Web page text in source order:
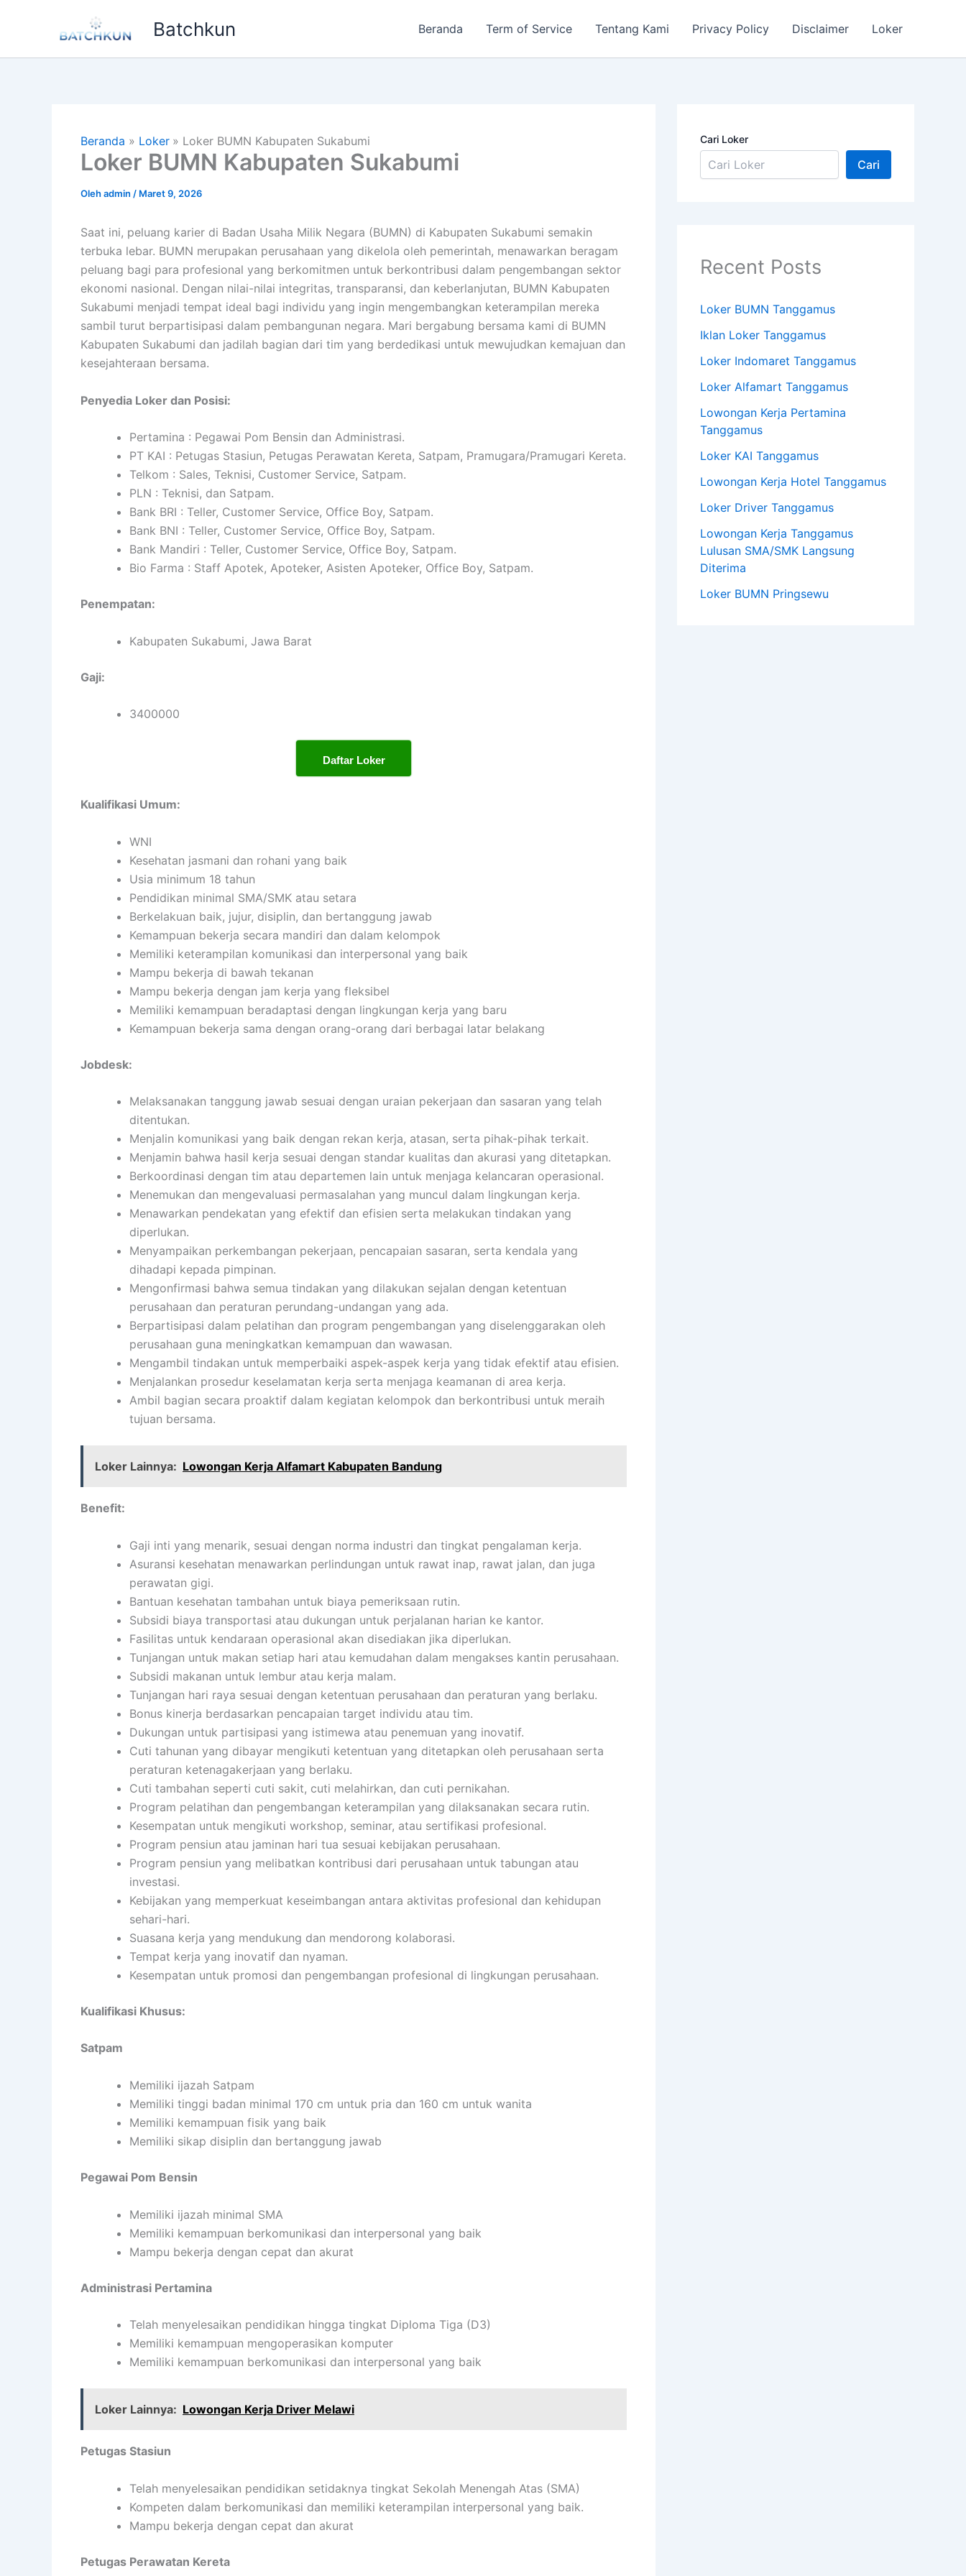
Batchkun Beranda Term of Service Tentang Kami Privacy Policy Disclaimer Loker
Beranda Loker Loker BUMN Kabupaten Sukabumi
Loker BUMN Kabupaten Sukabumi
Olehadmin / Maret 9, 2026
Saat ini, peluang karier di Badan Usaha Milik Negara (BUMN) di Kabupaten Sukabumi semakin
terbuka lebar. BUMN merupakan perusahaan yang dikelola oleh pemerintah, menawarkan beragam
peluang bagi para profesional yang berkomitmen untuk berkontribusi dalam pengembangan sektor
ekonomi nasional. Dengan nilai-nilai integritas, transparansi, dan keberlanjutan, BUMN Kabupaten
Sukabumi menjadi tempat ideal bagi individu yang ingin mengembangkan keterampilan mereka
sambil turut berpartisipasi dalam pembangunan negara. Mari bergabung bersama kami di BUMN
Kabupaten Sukabumi dan jadilah bagian dari tim yang berdedikasi untuk mewujudkan kemajuan dan
kesejahteraan bersama.
Penyedia Loker dan Posisi:
Pertamina : Pegawai Pom Bensin dan Administrasi.
PT KAI : Petugas Stasiun, Petugas Perawatan Kereta, Satpam, Pramugara/Pramugari Kereta.
Telkom : Sales, Teknisi, Customer Service, Satpam.
PLN : Teknisi, dan Satpam.
Bank BRI : Teller, Customer Service, Office Boy, Satpam.
Bank BNI : Teller, Customer Service, Office Boy, Satpam.
Bank Mandiri : Teller, Customer Service, Office Boy, Satpam.
Bio Farma : Staff Apotek, Apoteker, Asisten Apoteker, Office Boy, Satpam.
Penempatan:
Kabupaten Sukabumi, Jawa Barat
Gaji:
3400000
Daftar Loker
Kualifikasi Umum:
WNI
Kesehatan jasmani dan rohani yang baik
Usia minimum 18 tahun
Pendidikan minimal SMA/SMK atau setara
Berkelakuan baik, jujur, disiplin, dan bertanggung jawab
Kemampuan bekerja secara mandiri dan dalam kelompok
Memiliki keterampilan komunikasi dan interpersonal yang baik
Mampu bekerja di bawah tekanan
Mampu bekerja dengan jam kerja yang fleksibel
Memiliki kemampuan beradaptasi dengan lingkungan kerja yang baru
Kemampuan bekerja sama dengan orang-orang dari berbagai latar belakang
Jobdesk:
Melaksanakan tanggung jawab sesuai dengan uraian pekerjaan dan sasaran yang telah
ditentukan.
Menjalin komunikasi yang baik dengan rekan kerja, atasan, serta pihak-pihak terkait.
Menjamin bahwa hasil kerja sesuai dengan standar kualitas dan akurasi yang ditetapkan.
Berkoordinasi dengan tim atau departemen lain untuk menjaga kelancaran operasional.
Menemukan dan mengevaluasi permasalahan yang muncul dalam lingkungan kerja.
Menawarkan pendekatan yang efektif dan efisien serta melakukan tindakan yang
diperlukan.
Menyampaikan perkembangan pekerjaan, pencapaian sasaran, serta kendala yang
dihadapi kepada pimpinan.
Mengonfirmasi bahwa semua tindakan yang dilakukan sejalan dengan ketentuan
perusahaan dan peraturan perundang-undangan yang ada.
Berpartisipasi dalam pelatihan dan program pengembangan yang diselenggarakan oleh
perusahaan guna meningkatkan kemampuan dan wawasan.
Mengambil tindakan untuk memperbaiki aspek-aspek kerja yang tidak efektif atau efisien.
Menjalankan prosedur keselamatan kerja serta menjaga keamanan di area kerja.
Ambil bagian secara proaktif dalam kegiatan kelompok dan berkontribusi untuk meraih
tujuan bersama.
Loker Lainnya: Lowongan Kerja Alfamart Kabupaten Bandung
Benefit:
Gaji inti yang menarik, sesuai dengan norma industri dan tingkat pengalaman kerja.
Asuransi kesehatan menawarkan perlindungan untuk rawat inap, rawat jalan, dan juga
perawatan gigi.
Bantuan kesehatan tambahan untuk biaya pemeriksaan rutin.
Subsidi biaya transportasi atau dukungan untuk perjalanan harian ke kantor.
Fasilitas untuk kendaraan operasional akan disediakan jika diperlukan.
Tunjangan untuk makan setiap hari atau kemudahan dalam mengakses kantin perusahaan.
Subsidi makanan untuk lembur atau kerja malam.
Tunjangan hari raya sesuai dengan ketentuan perusahaan dan peraturan yang berlaku.
Bonus kinerja berdasarkan pencapaian target individu atau tim.
Dukungan untuk partisipasi yang istimewa atau penemuan yang inovatif.
Cuti tahunan yang dibayar mengikuti ketentuan yang ditetapkan oleh perusahaan serta
peraturan ketenagakerjaan yang berlaku.
Cuti tambahan seperti cuti sakit, cuti melahirkan, dan cuti pernikahan.
Program pelatihan dan pengembangan keterampilan yang dilaksanakan secara rutin.
Kesempatan untuk mengikuti workshop, seminar, atau sertifikasi profesional.
Program pensiun atau jaminan hari tua sesuai kebijakan perusahaan.
Program pensiun yang melibatkan kontribusi dari perusahaan untuk tabungan atau
investasi.
Kebijakan yang memperkuat keseimbangan antara aktivitas profesional dan kehidupan
sehari-hari.
Suasana kerja yang mendukung dan mendorong kolaborasi.
Tempat kerja yang inovatif dan nyaman.
Kesempatan untuk promosi dan pengembangan profesional di lingkungan perusahaan.
Kualifikasi Khusus:
Satpam
Memiliki ijazah Satpam
Memiliki tinggi badan minimal 170 cm untuk pria dan 160 cm untuk wanita
Memiliki kemampuan fisik yang baik
Memiliki sikap disiplin dan bertanggung jawab
Pegawai Pom Bensin
Memiliki ijazah minimal SMA
Memiliki kemampuan berkomunikasi dan interpersonal yang baik
Mampu bekerja dengan cepat dan akurat
Administrasi Pertamina
Telah menyelesaikan pendidikan hingga tingkat Diploma Tiga (D3)
Memiliki kemampuan mengoperasikan komputer
Memiliki kemampuan berkomunikasi dan interpersonal yang baik
Loker Lainnya: Lowongan Kerja Driver Melawi
Petugas Stasiun
Telah menyelesaikan pendidikan setidaknya tingkat Sekolah Menengah Atas (SMA)
Kompeten dalam berkomunikasi dan memiliki keterampilan interpersonal yang baik.
Mampu bekerja dengan cepat dan akurat
Petugas Perawatan Kereta
Cari Loker
Cari
Recent Posts
Loker BUMN Tanggamus
Iklan Loker Tanggamus
Loker Indomaret Tanggamus
Loker Alfamart Tanggamus
Lowongan Kerja Pertamina
Tanggamus
Loker KAI Tanggamus
Lowongan Kerja Hotel Tanggamus
Loker Driver Tanggamus
Lowongan Kerja Tanggamus
Lulusan SMA/SMK Langsung
Diterima
Loker BUMN Pringsewu